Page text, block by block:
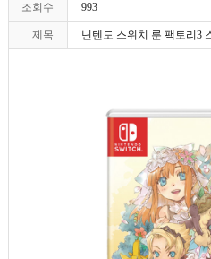
조회수 993
제목 닌텐도 스위치 룬 팩토리3